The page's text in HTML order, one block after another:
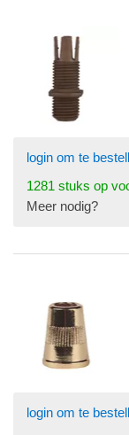
login om te
1281 stuks op
Meer nodig?
login om te